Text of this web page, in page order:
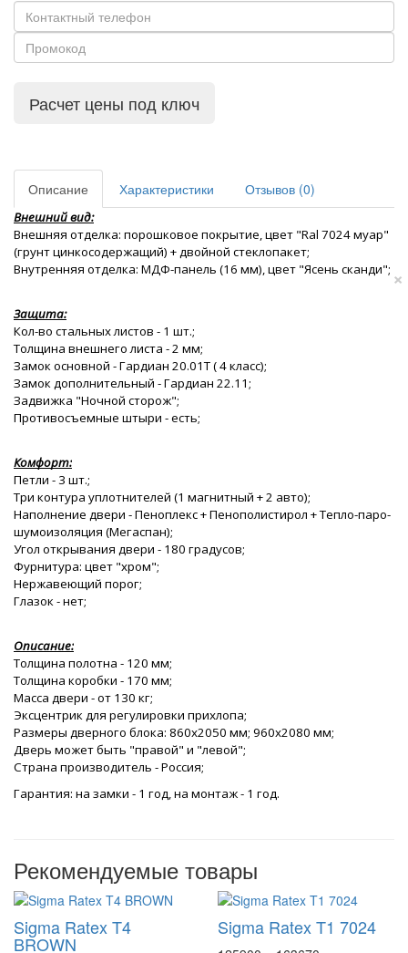
Расчет цены под ключ
Описание Характеристики Отзывов (0)
Внешний вид:
Внешняя отделка: порошковое покрытие, цвет "Ral 7024 муар"
(грунт цинкосодержащий) + двойной стеклопакет;
Внутренняя отделка: МДФ-панель (16 мм), цвет "Ясень сканди";
Защита:
Кол-во стальных листов - 1 шт.;
Толщина внешнего листа - 2 мм;
Замок основной - Гардиан 20.01T ( 4 класс);
Замок дополнительный - Гардиан 22.11;
Задвижка "Ночной сторож";
Противосъемные штыри - есть;
Комфорт:
Петли - 3 шт.;
Три контура уплотнителей (1 магнитный + 2 авто);
Наполнение двери - Пеноплекс + Пенополистирол + Тепло-паро-
шумоизоляция (Мегаспан);
Угол открывания двери - 180 градусов;
Фурнитура: цвет "хром";
Нержавеющий порог;
Глазок - нет;
Описание:
Толщина полотна - 120 мм;
Толщина коробки - 170 мм;
Масса двери - от 130 кг;
Эксцентрик для регулировки прихлопа;
Размеры дверного блока: 860x2050 мм; 960x2080 мм;
Дверь может быть "правой" и "левой";
Страна производитель - Россия;
Гарантия: на замки - 1 год, на монтаж - 1 год.
Рекомендуемые товары
Sigma Ratex T4
BROWN
Sigma Ratex T1 7024
×